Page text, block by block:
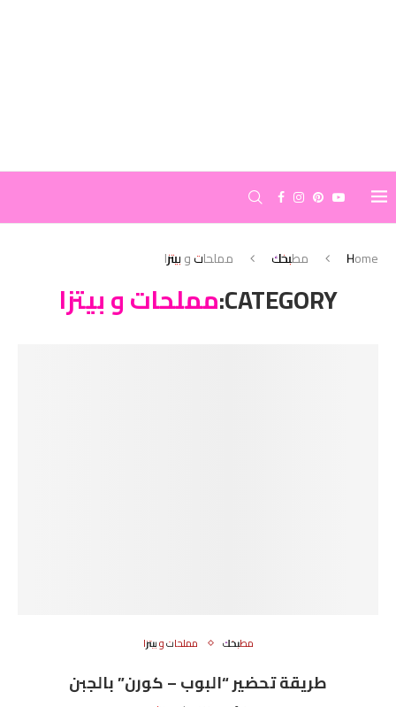
Home مطبخك مملحات و بيتزا
CATEGORY:مملحات و بيتزا
مطبخك مملحات و بيتزا
طريقة تحضير “البوب – كورن” بالجبن